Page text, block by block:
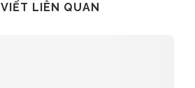
LIÊN QUAN